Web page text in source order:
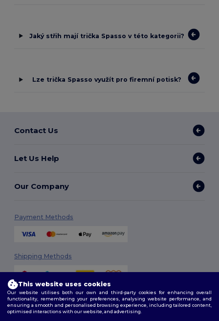
Jaký střih mají trička Spasso v této kategorii?
Lze trička Spasso využít pro firemní potisk?
Contact Us
Let Us Help
Our Company
Payment Methods
Shipping Methods
This website uses cookies
Our website utilises both our own and third-party cookies for enhancing overall
functionality, remembering your preferences, analysing website performance, and
ensuring a smooth and personalised browsing experience, including tailored content,
optimised interactions with our website, and advertising.